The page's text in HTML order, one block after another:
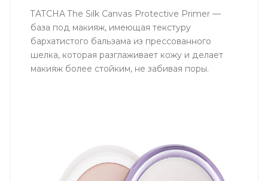
TATCHA The Silk Canvas Protective Primer —
база под макияж, имеющая текстуру
бархатистого бальзама из прессованного
шелка, которая разглаживает кожу и делает
макияж более стойким, не забивая поры.